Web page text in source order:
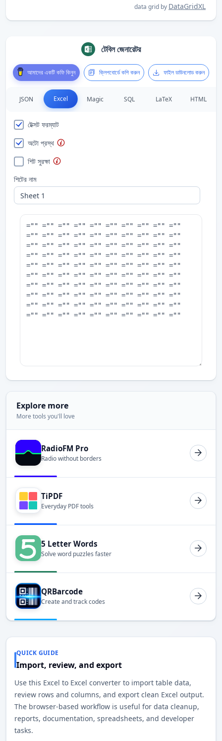
data grid by DataGridXL
টেবিল জেনারেটর
আমাদের একটি কফি কিনুন ক্লিপবোর্ডে কপি করুন ফাইল ডাউনলোড করুন
JSON Excel Magic SQL LaTeX HTML
টেক্সট ফরম্যাট
অটো প্রস্থ
শিট সুরক্ষা
শিটের নাম
Explore more
More tools you'll love
RadioFM Pro
Radio without borders
TiPDF
Everyday PDF tools
5 Letter Words
Solve word puzzles faster
QRBarcode
Create and track codes
QUICK GUIDE
Import, review, and export
Use this Excel to Excel converter to import table data,
review rows and columns, and export clean Excel output.
The browser-based workflow is useful for data cleanup,
reports, documentation, spreadsheets, and developer
tasks.